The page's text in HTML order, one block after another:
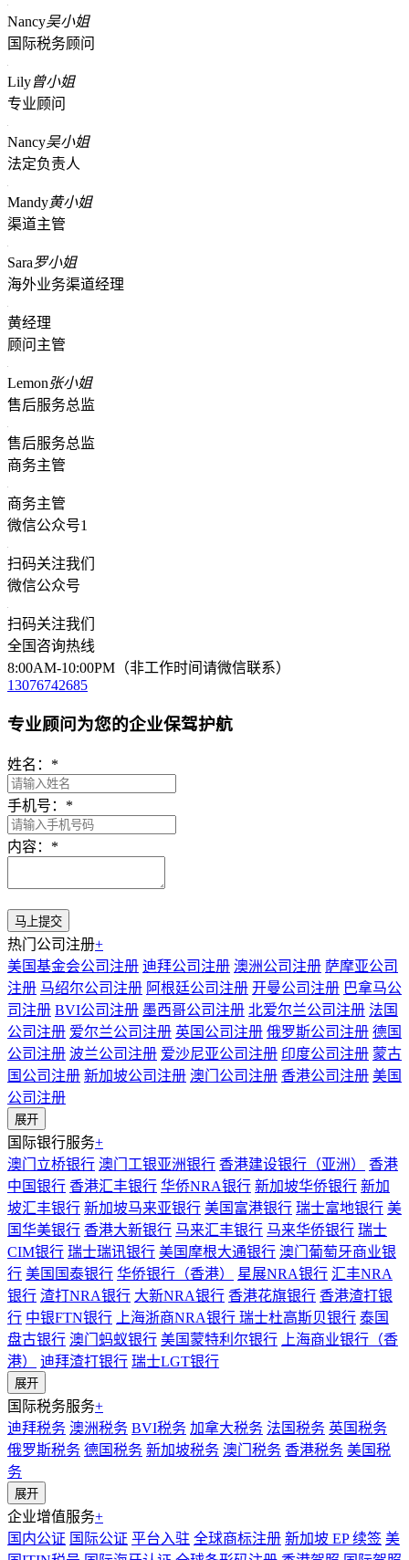
Nancy吴小姐
国际税务顾问
Lily曾小姐
专业顾问
Nancy吴小姐
法定负责人
Mandy黄小姐
渠道主管
Sara罗小姐
海外业务渠道经理
黄经理
顾问主管
Lemon张小姐
售后服务总监
售后服务总监
商务主管
商务主管
微信公众号1
扫码关注我们
微信公众号
扫码关注我们
全国咨询热线
8:00AM-10:00PM（非工作时间请微信联系）
13076742685
专业顾问为您的企业保驾护航
姓名： *
手机号： *
内容： *
热门公司注册+
美国基金会公司注册 迪拜公司注册 澳洲公司注册 萨摩亚公司
注册 马绍尔公司注册 阿根廷公司注册 开曼公司注册 巴拿马公
司注册 BVI公司注册 墨西哥公司注册 北爱尔兰公司注册 法国
公司注册 爱尔兰公司注册 英国公司注册 俄罗斯公司注册 德国
公司注册 波兰公司注册 爱沙尼亚公司注册 印度公司注册 蒙古
国公司注册 新加坡公司注册 澳门公司注册 香港公司注册 美国
公司注册
展开
国际银行服务+
澳门立桥银行 澳门工银亚洲银行 香港建设银行（亚洲）
香港
中国银行 香港汇丰银行 华侨NRA银行 新加坡华侨银行 新加
坡汇丰银行 新加坡马来亚银行 美国富港银行 瑞士富地银行 美
国华美银行 香港大新银行 马来汇丰银行 马来华侨银行 瑞士
CIM银行 瑞士瑞讯银行 美国摩根大通银行 澳门葡萄牙商业银
行 美国国泰银行 华侨银行（香港） 星展NRA银行 汇丰NRA
银行 渣打NRA银行 大新NRA银行 香港花旗银行 香港渣打银
行 中银FTN银行 上海浙商NRA银行 瑞士杜高斯贝银行 泰国
盘古银行 澳门蚂蚁银行 美国蒙特利尔银行
上海商业银行（香
港）
迪拜渣打银行 瑞士LGT银行
展开
国际税务服务+
迪拜税务 澳洲税务 BVI税务 加拿大税务 法国税务 英国税务
俄罗斯税务 德国税务 新加坡税务 澳门税务 香港税务 美国税
务
展开
企业增值服务+
国内公证 国际公证 平台入驻 全球商标注册 新加坡 EP 续签 美